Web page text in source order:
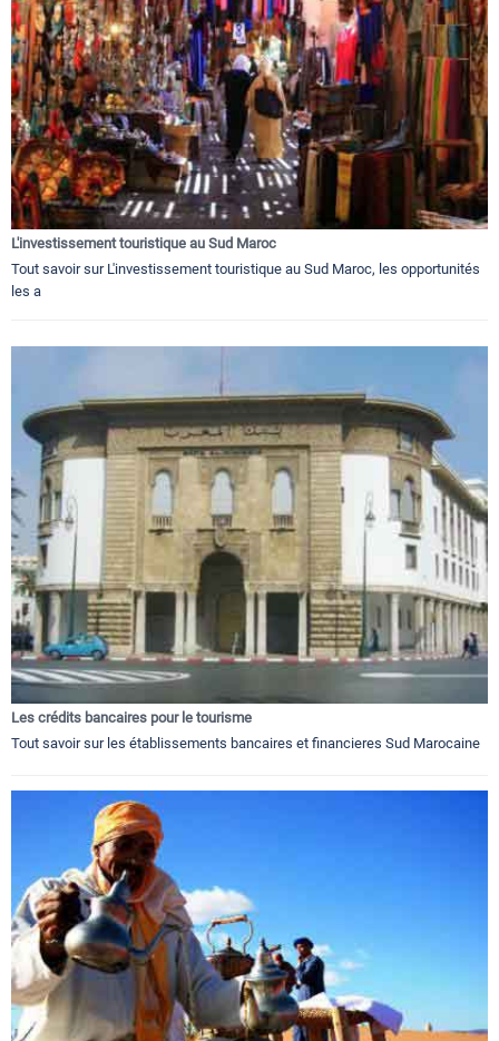
L'investissement touristique au Sud Maroc
Tout savoir sur L'investissement touristique au Sud Maroc, les opportunités
les a
Les crédits bancaires pour le tourisme
Tout savoir sur les établissements bancaires et financieres Sud Marocaine